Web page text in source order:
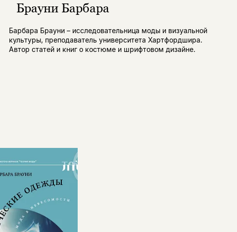
Брауни Барбара
Барбара Брауни – исследовательница моды и визуальной
культуры, преподаватель университета Хартфордшира.
Автор статей и книг о костюме и шрифтовом дизайне.